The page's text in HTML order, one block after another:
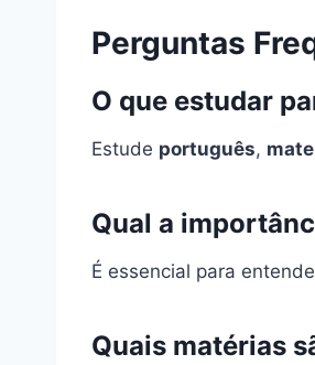
Perguntas
O que estudar
Estude português,
Qual a
É essencial para
Quais matérias